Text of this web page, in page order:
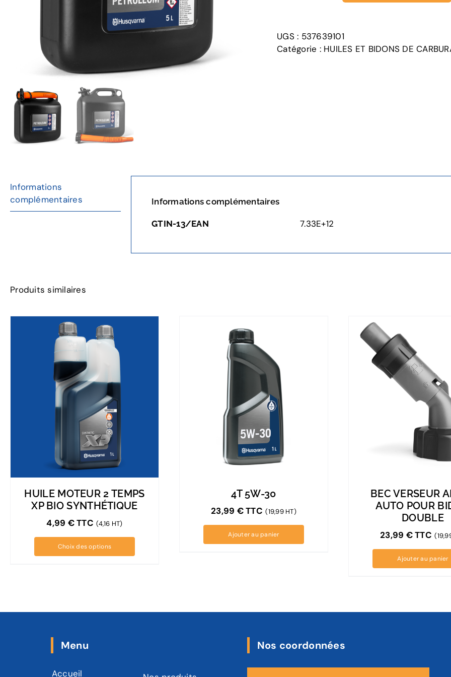
can
5
liters,
UGS : 537639101
Catégorie : HUILES ET BIDONS DE
Informations
complémentaires
Informations complémentaires
GTIN-13/EAN 7.33E+12
Produits similaires
HUILE MOTEUR 2 TEMPS
XP BIO SYNTHÉTIQUE
4,99 €TTC (4,16 HT)
Choix des options
4T 5W-30
23,99 €TTC (19,99 HT)
Ajouter au panier
BEC VERSEUR
AUTO POUR
DOUBLE
23,99 €TTC
Ajouter au panier
Menu
Accueil
Nos coordonnées